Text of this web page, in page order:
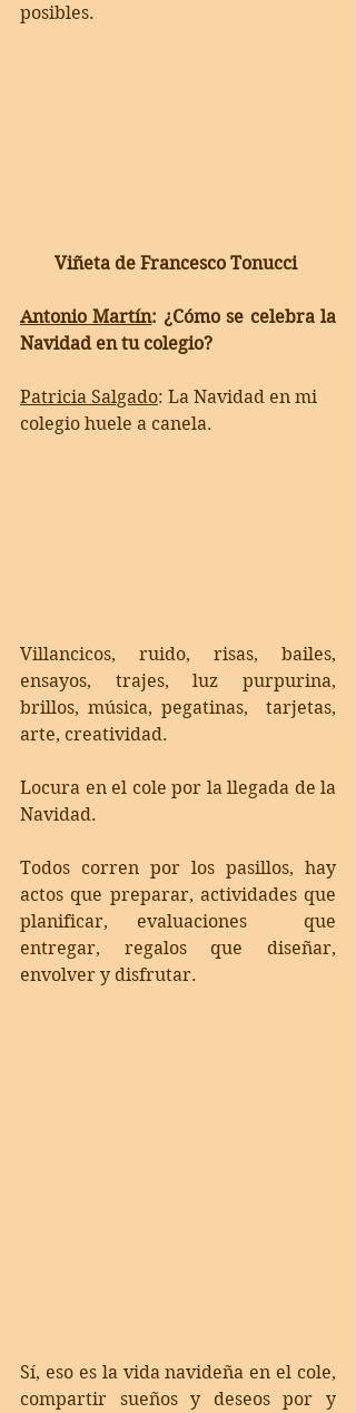
posibles.
Viñeta de Francesco Tonucci
Antonio Martín: ¿Cómo se celebra la
Navidad en tu colegio?
Patricia Salgado: La Navidad en mi
colegio huele a canela.
Villancicos, ruido, risas, bailes,
ensayos, trajes, luz purpurina,
brillos, música, pegatinas,  tarjetas,
arte, creatividad.
Locura en el cole por la llegada de la
Navidad.
Todos corren por los pasillos, hay
actos que preparar, actividades que
planificar, evaluaciones  que
entregar, regalos que diseñar,
envolver y disfrutar.
Sí, eso es la vida navideña en el cole,
compartir sueños y deseos por y